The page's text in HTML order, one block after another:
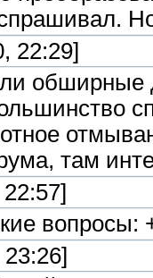
22:29]
обширные
там
вопросы: